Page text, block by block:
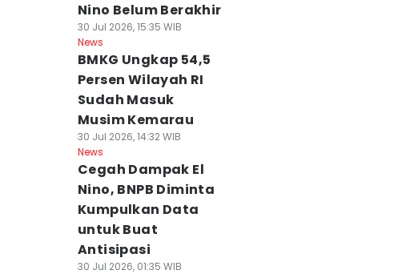
Nino Belum Berakhir
30 Jul 2026, 15:35 WIB
News
BMKG Ungkap 54,5
Persen Wilayah RI
Sudah Masuk
Musim Kemarau
30 Jul 2026, 14:32 WIB
News
Cegah Dampak El
Nino, BNPB Diminta
Kumpulkan Data
untuk Buat
Antisipasi
30 Jul 2026, 01:35 WIB